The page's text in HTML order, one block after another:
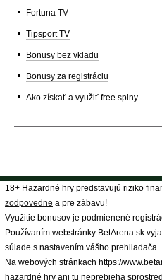
Fortuna TV
Tipsport TV
Bonusy bez vkladu
Bonusy za registráciu
Ako získať a využiť free spiny
18+ Hazardné hry predstavujú riziko
zodpovedne a pre zábavu!
Využitie bonusov je podmienené
Používaním webstránky BetArena.sk
súlade s nastavením vášho prehliadača.
Na webových stránkach https://
hazardné hry ani tu neprebieha